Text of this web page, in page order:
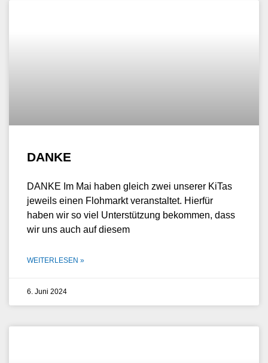
DANKE
DANKE Im Mai haben gleich zwei unserer KiTas
jeweils einen Flohmarkt veranstaltet. Hierfür
haben wir so viel Unterstützung bekommen, dass
wir uns auch auf diesem
WEITERLESEN »
6. Juni 2024